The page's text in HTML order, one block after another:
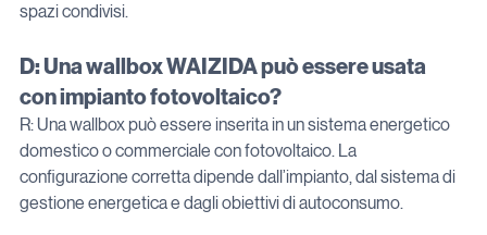
spazi condivisi.
D: Una wallbox WAIZIDA può essere usata
con impianto fotovoltaico?
R: Una wallbox può essere inserita in un sistema energetico
domestico o commerciale con fotovoltaico. La
configurazione corretta dipende dall’impianto, dal sistema di
gestione energetica e dagli obiettivi di autoconsumo.